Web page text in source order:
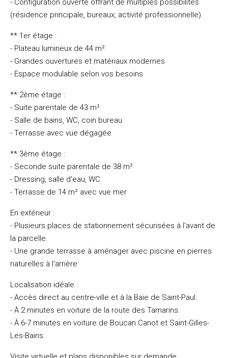
- Configuration ouverte offrant de multiples possibilités
(résidence principale, bureaux, activité professionnelle)
** 1er étage :
- Plateau lumineux de 44 m²
- Grandes ouvertures et matériaux modernes
- Espace modulable selon vos besoins
** 2ème étage :
- Suite parentale de 43 m²
- Salle de bains, WC, coin bureau
- Terrasse avec vue dégagée
** 3ème étage :
- Seconde suite parentale de 38 m²
- Dressing, salle d'eau, WC
- Terrasse de 14 m² avec vue mer
En extérieur :
- Plusieurs places de stationnement sécurisées à l'avant de
la parcelle.
- Une grande terrasse à aménager avec piscine en pierres
naturelles à l'arrière
Localisation idéale :
- Accès direct au centre-ville et à la Baie de Saint-Paul.
- À 2 minutes en voiture de la route des Tamarins.
- À 6-7 minutes en voiture de Boucan Canot et Saint-Gilles-
Les-Bains.